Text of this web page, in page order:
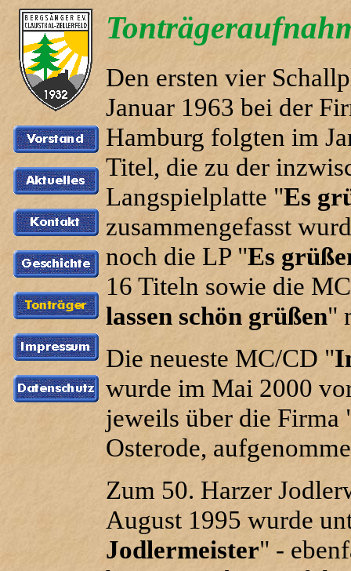
Den ersten vier
Januar 1963 bei der
Hamburg folgten im
Titel, die zu der
Langspielplatte "Es
zusammengefasst
noch die LP "Es
16 Titeln sowie die
lassen schön grüßen"
Die neueste MC/CD "
wurde im Mai 2000
jeweils über die
Osterode,
Zum 50. Harzer
August 1995 wurde
Jodlermeister" -